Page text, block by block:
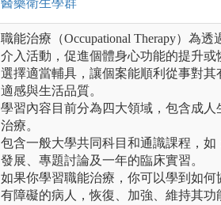
醫藥衛生學群
職能治療（Occupational Therapy）為
介入活動，促進個體身心功能的提升或
選擇適當輔具，讓個案能順利從事對
適感與生活品質。
學習內容目前分為四大領域，包含成
治療。
包含一般大學共同科目和通識課程，
發展、專題討論及一年的臨床實習。
如果你學習職能治療，你可以學到如
有障礙的病人，恢復、加強、維持其